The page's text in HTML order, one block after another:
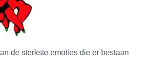
de sterkste emoties die er bestaan